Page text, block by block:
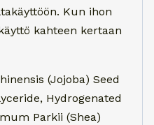
Kun ihon
kahteen kertaan
(Jojoba) Seed
Hydrogenated
Parkii (Shea)